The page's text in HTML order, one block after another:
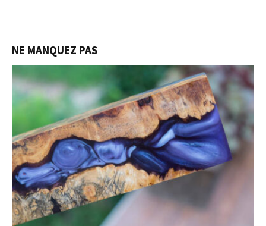
NE MANQUEZ PAS